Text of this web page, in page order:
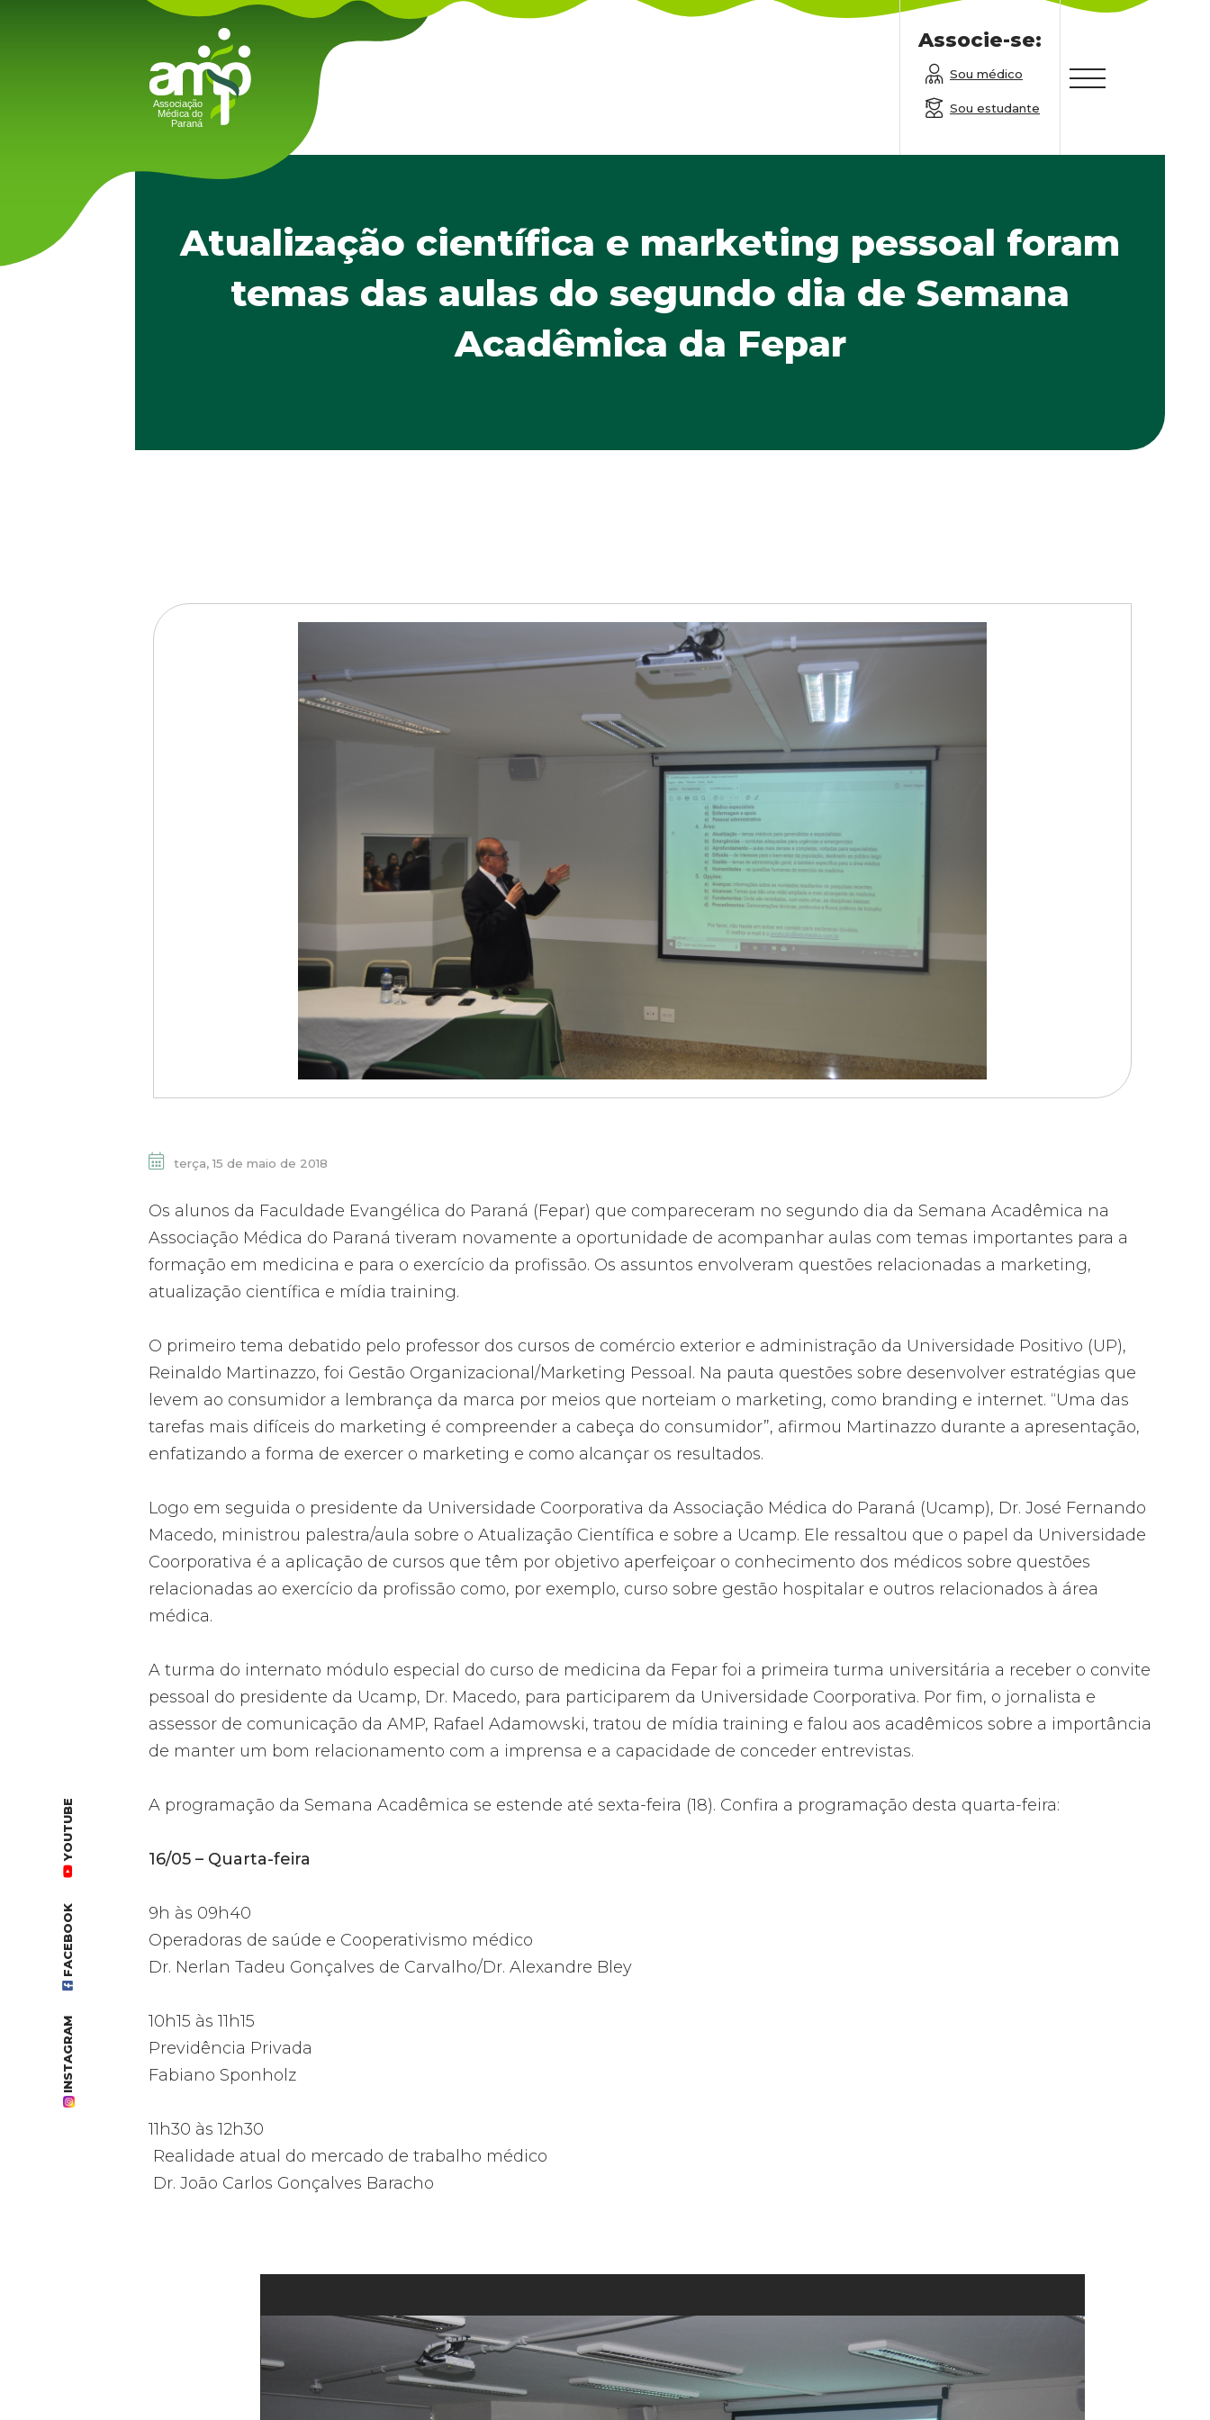
INSTAGRAM
FACEBOOK
YOUTUBE
Associe-se:
Sou médico
Sou estudante
Atualização científica e marketing pessoal foram
temas das aulas do segundo dia de Semana
Acadêmica da Fepar
terça, 15 de maio de 2018
Os alunos da Faculdade Evangélica do Paraná (Fepar) que compareceram no segundo dia da Semana Acadêmica na
Associação Médica do Paraná tiveram novamente a oportunidade de acompanhar aulas com temas importantes para a
formação em medicina e para o exercício da profissão. Os assuntos envolveram questões relacionadas a marketing,
atualização científica e mídia training.
O primeiro tema debatido pelo professor dos cursos de comércio exterior e administração da Universidade Positivo (UP),
Reinaldo Martinazzo, foi Gestão Organizacional/Marketing Pessoal. Na pauta questões sobre desenvolver estratégias que
levem ao consumidor a lembrança da marca por meios que norteiam o marketing, como branding e internet. “Uma das
tarefas mais difíceis do marketing é compreender a cabeça do consumidor”, afirmou Martinazzo durante a apresentação,
enfatizando a forma de exercer o marketing e como alcançar os resultados.
Logo em seguida o presidente da Universidade Coorporativa da Associação Médica do Paraná (Ucamp), Dr. José Fernando
Macedo, ministrou palestra/aula sobre o Atualização Científica e sobre a Ucamp. Ele ressaltou que o papel da Universidade
Coorporativa é a aplicação de cursos que têm por objetivo aperfeiçoar o conhecimento dos médicos sobre questões
relacionadas ao exercício da profissão como, por exemplo, curso sobre gestão hospitalar e outros relacionados à área
médica.
A turma do internato módulo especial do curso de medicina da Fepar foi a primeira turma universitária a receber o convite
pessoal do presidente da Ucamp, Dr. Macedo, para participarem da Universidade Coorporativa. Por fim, o jornalista e
assessor de comunicação da AMP, Rafael Adamowski, tratou de mídia training e falou aos acadêmicos sobre a importância
de manter um bom relacionamento com a imprensa e a capacidade de conceder entrevistas.
A programação da Semana Acadêmica se estende até sexta-feira (18). Confira a programação desta quarta-feira:
16/05 – Quarta-feira
9h às 09h40
Operadoras de saúde e Cooperativismo médico
Dr. Nerlan Tadeu Gonçalves de Carvalho/Dr. Alexandre Bley
10h15 às 11h15
Previdência Privada
Fabiano Sponholz
11h30 às 12h30
Realidade atual do mercado de trabalho médico
Dr. João Carlos Gonçalves Baracho